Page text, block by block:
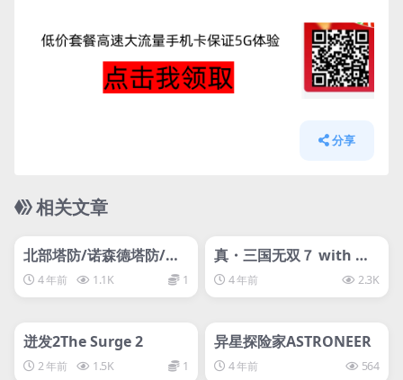
分享
相关文章
svip专属
北部塔防/诺森德塔防/No
rthend Tower Defense
4 年前 1.1K 1
svip专属
真・三国无双７ with 猛
将传4 年前 2.3K
迸发2The Surge 2
2 年前 1.5K 1
svip专属
异星探险家ASTRONEER
4 年前 564